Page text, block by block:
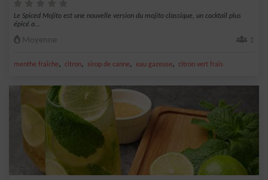
Le Spiced Mojito est une nouvelle version du mojito classique, un cocktail plus
épicé a...
Moyenne 1
menthe fraîche, citron, sirop de canne, eau gazeuse, citron vert frais